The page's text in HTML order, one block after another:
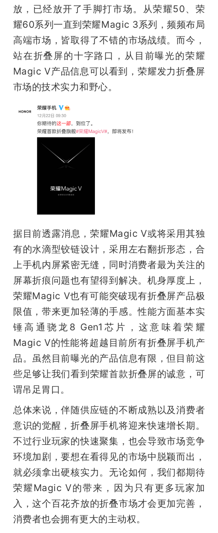
放，已经放开了手脚打市场。从荣耀50、荣
耀60系列一直到荣耀Magic 3系列，频频布局
高端市场，皆取得了不错的市场战绩。而今，
站在折叠屏的十字路口，从目前曝光的荣耀
Magic V产品信息可以看到，荣耀发力折叠屏
市场的技术实力和野心。
据目前透露消息，荣耀Magic V或将采用其独
有的水滴型铰链设计，采用左右翻折形态，合
上手机内屏紧密无缝，同时消费者最为关注的
屏幕折痕问题也有望得到解决。机身厚度上，
荣耀Magic V也有可能突破现有折叠屏产品极
限值，带来更加轻薄的手感。性能方面基本实
锤高通骁龙8 Gen1芯片，这意味着荣耀
Magic V的性能将超越目前所有折叠屏手机产
品。虽然目前曝光的产品信息有限，但目前这
些足够让我们看到荣耀首款折叠屏的诚意，可
谓吊足胃口。
总体来说，伴随供应链的不断成熟以及消费者
意识的觉醒，折叠屏手机将迎来快速增长期。
不过行业玩家的快速聚集，也会导致市场竞争
环境加剧，要想在看得见的市场中脱颖而出，
就必须拿出硬核实力。无论如何，我们都期待
荣耀Magic V的带来，因为只有更多玩家加
入，这个百花齐放的折叠市场才会更加完善，
消费者也会拥有更大的主动权。